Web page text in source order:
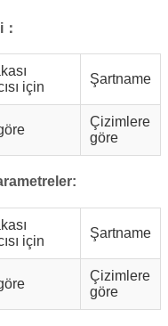
için
Şartname
Çizimlere
göre
için
Şartname
Çizimlere
göre